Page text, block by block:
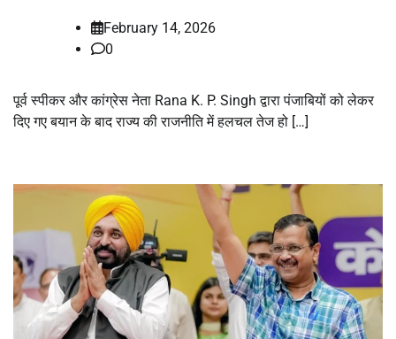
February 14, 2026
0
पूर्व स्पीकर और कांग्रेस नेता Rana K. P. Singh द्वारा पंजाबियों को लेकर
दिए गए बयान के बाद राज्य की राजनीति में हलचल तेज हो […]